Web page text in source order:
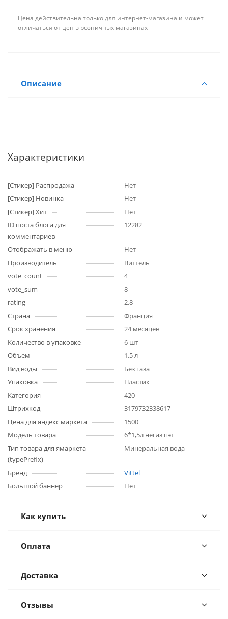
Цена действительна только для интернет-магазина и может
отличаться от цен в розничных магазинах
Описание
Характеристики
[Стикер] Распродажа
Нет
[Стикер] Новинка
Нет
[Стикер] Хит
Нет
ID поста блога для
комментариев
12282
Отображать в меню
Нет
Производитель
Виттель
vote_count
4
vote_sum
8
rating
2.8
Страна
Франция
Срок хранения
24 месяцев
Количество в упаковке
6 шт
Объем
1,5 л
Вид воды
Без газа
Упаковка
Пластик
Категория
420
Штрихкод
3179732338617
Цена для яндекс маркета
1500
Модель товара
6*1,5л негаз пэт
Тип товара для ямаркета
(typePrefix)
Минеральная вода
Бренд
Vittel
Большой баннер
Нет
Как купить
Оплата
Доставка
Отзывы